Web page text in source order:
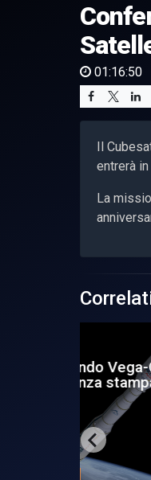
16
50
01:16:50
Il
entrerà
La
ecco